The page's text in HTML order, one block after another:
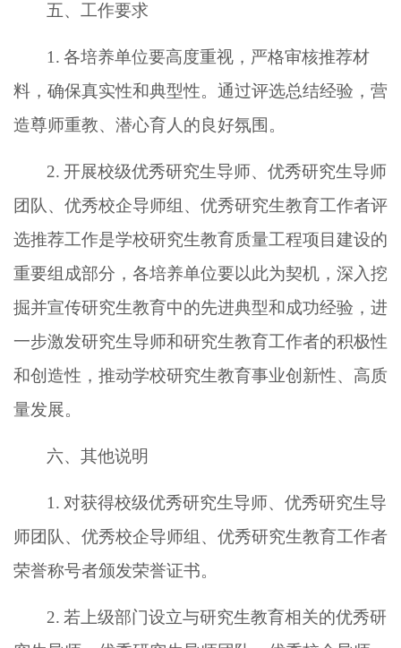
五、工作要求
1. 各培养单位要高度重视，严格审核推荐材
料，确保真实性和典型性。通过评选总结经验，营
造尊师重教、潜心育人的良好氛围。
2. 开展校级优秀研究生导师、优秀研究生导师
团队、优秀校企导师组、优秀研究生教育工作者评
选推荐工作是学校研究生教育质量工程项目建设的
重要组成部分，各培养单位要以此为契机， 深入挖
掘并宣传研究生教育中的先进典型和成功经验 ，进
一步激发研究生导师和研究生教育工作者的积极性
和创造性，推动学校研究生教育事业创新性、高质
量发展。
六、其他说明
1. 对获得校级优秀研究生导师、优秀研究生导
师团队、优秀校企导师组、优秀研究生教育工作者
荣誉称号者颁发荣誉证书。
2. 若上级部门设立与研究生教育相关的优秀研